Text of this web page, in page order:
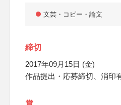
文芸・コピー・論文
締切
2017年09月15日 (金)
作品提出・応募締切、消印